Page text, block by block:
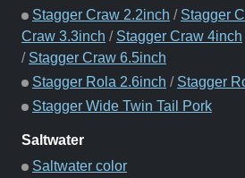
Stagger Craw 2.2inch / Stagger
Craw 3.3inch / Stagger Craw 4inch
/ Stagger Craw 6.5inch
Stagger Rola 2.6inch / Stagger
Stagger Wide Twin Tail Pork
Saltwater
Saltwater color